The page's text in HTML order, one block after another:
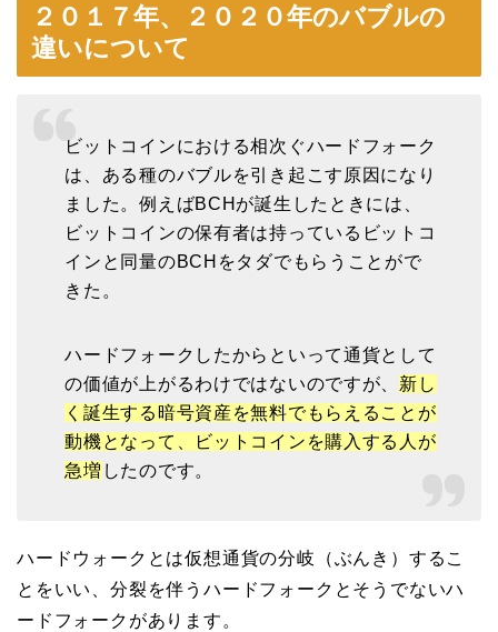
２０１７年、２０２０年のバブルの
違いについて
ビットコインにおける相次ぐハードフォーク
は、ある種のバブルを引き起こす原因になり
ました。例えばBCHが誕生したときには、
ビットコインの保有者は持っているビットコ
インと同量のBCHをタダでもらうことがで
きた。
ハードフォークしたからといって通貨として
の価値が上がるわけではないのですが、 新し
く誕生する暗号資産を無料でもらえることが
動機となって、ビットコインを購入する人が
急増 したのです。
ハードウォークとは仮想通貨の分岐（ぶんき）するこ
とをいい、分裂を伴うハードフォークとそうでないハ
ードフォークがあります。